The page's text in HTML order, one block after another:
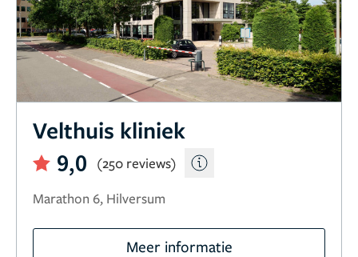
Velthuis kliniek
9,0
(250 reviews)
Marathon 6, Hilversum
Meer informatie